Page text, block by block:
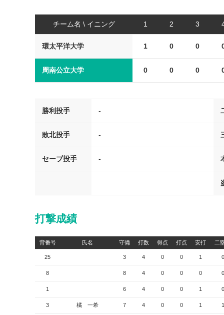
チーム名 \ イニング 1 2 3
環太平洋大学 1 0 0
周南公立大学 0 0 0
勝利投手 -
敗北投手 -
セーブ投手 -
打撃成績
背番号 氏名 守備 打数 得点 打点 安打 二
25 3 4 0 0 1 0
8 8 4 0 0 0 0
1 6 4 0 0 1 0
3 橘 一希 7 4 0 0 1 1